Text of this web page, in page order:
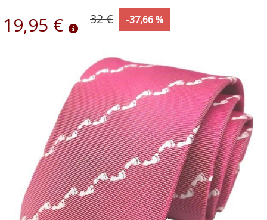
19,95 € 32 € -37,66 %